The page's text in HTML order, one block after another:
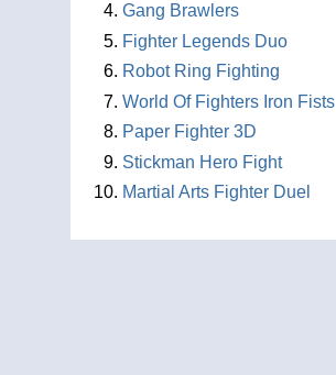
Gang Brawlers
Fighter Legends Duo
Robot Ring Fighting
World Of Fighters Iron Fists
Paper Fighter 3D
Stickman Hero Fight
Martial Arts Fighter Duel